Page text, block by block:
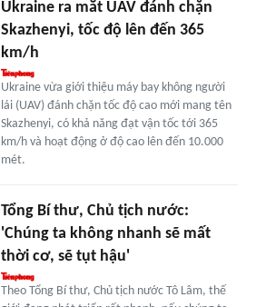
Ukraine ra mắt UAV đánh chặn
Skazhenyi, tốc độ lên đến 365
km/h
Ukraine vừa giới thiệu máy bay không người
lái (UAV) đánh chặn tốc độ cao mới mang tên
Skazhenyi, có khả năng đạt vận tốc tới 365
km/h và hoạt động ở độ cao lên đến 10.000
mét.
Tổng Bí thư, Chủ tịch nước:
'Chúng ta không nhanh sẽ mất
thời cơ, sẽ tụt hậu'
Theo Tổng Bí thư, Chủ tịch nước Tô Lâm, thế